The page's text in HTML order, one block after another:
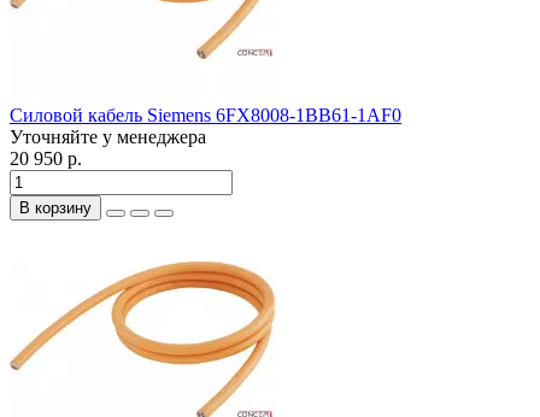
Силовой кабель Siemens 6FX8008-1BB61-1AF0
Уточняйте у менеджера
20 950 р.
В корзину